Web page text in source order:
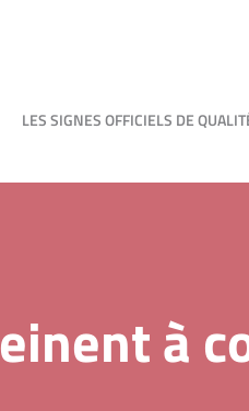
LES SIGNES OFFICIELS DE
à